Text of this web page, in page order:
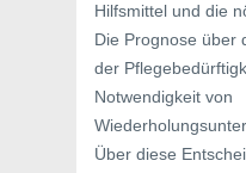
Hilfsmittel und die
Die Prognose über
der
Notwendigkeit von
Über diese